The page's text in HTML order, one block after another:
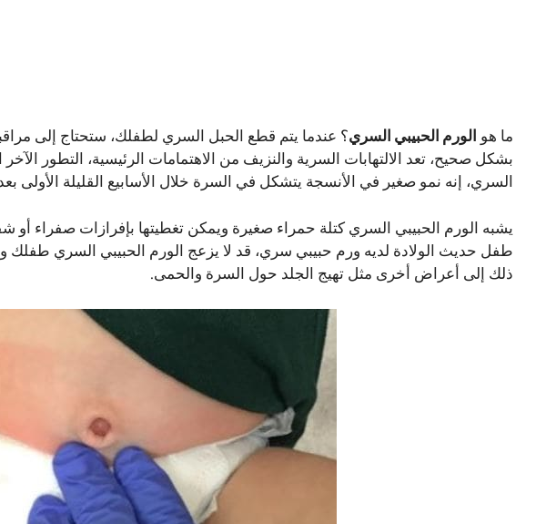
ما هو الورم الحبيبي السري؟ عندما يتم قطع الحبل السري لطفلك، ستحتاج إلى
بشكل صحيح، تعد الالتهابات السرية والنزيف من الاهتمامات الرئيسية، التطور
السري، إنه نمو صغير في الأنسجة يتشكل في السرة خلال الأسابيع القليلة الأولى
طفل حديث الولادة لديه ورم حبيبي سري، قد لا يزعج الورم الحبيبي السري
ذلك إلى أعراض أخرى مثل تهيج الجلد حول السرة والحمى.